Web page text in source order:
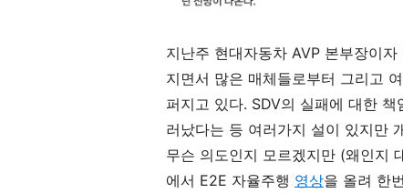
지난주 현대자동차 AVP 본부장이
지면서 많은 매체들로부터 그리고
퍼지고 있다. SDV의 실패에 대한
러났다는 등 여러가지 설이 있지만
무슨 의도인지 모르겠지만 (왜인지
에서 E2E 자율주행 영상을 올려 한